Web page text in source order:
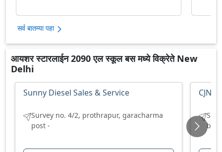
सर्व बातम्या पहा
आयशर स्टारलाईन 2090 एल स्कूल बस मध्ये विक्रेते New
Delhi
Sunny Diesel Sales & Service
Survey no. 4/2, prothrapur, garacharma
post -
CJN